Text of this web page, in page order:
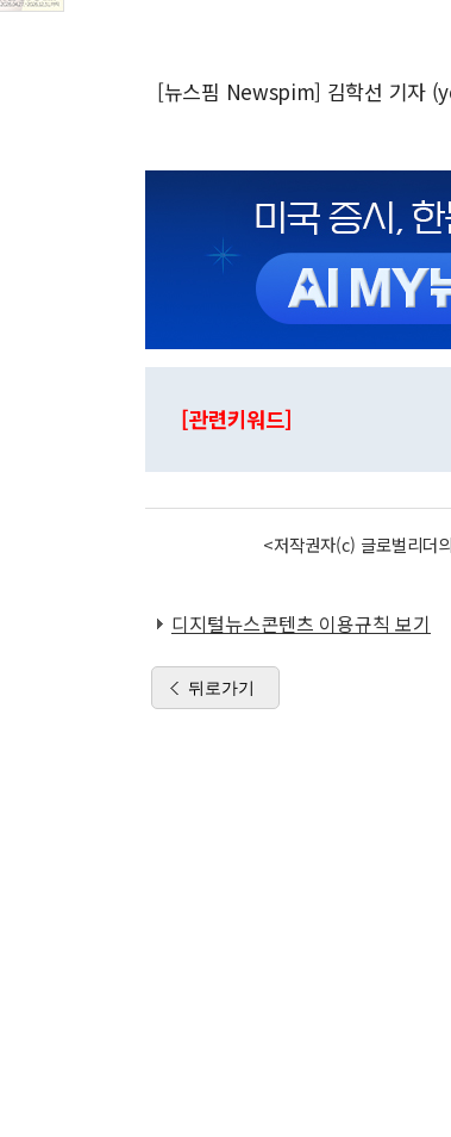
[뉴스핌 Newspim] 김학선 기자
[관련키워드]
<저작권자(c) 글로벌리더
디지털뉴스콘텐츠 이용규칙 보기
뒤로가기